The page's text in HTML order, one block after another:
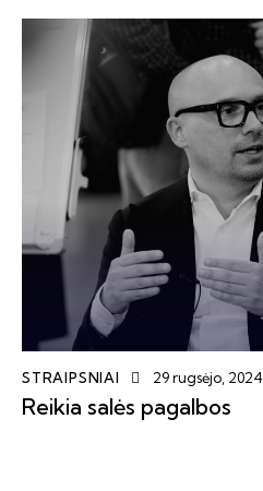
STRAIPSNIAI 29 rugsėjo, 2024
Reikia salės pagalbos